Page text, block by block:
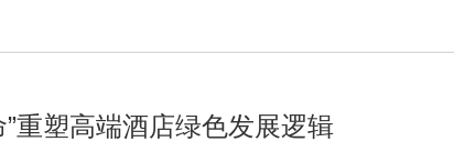
重塑高端酒店绿色发展逻辑